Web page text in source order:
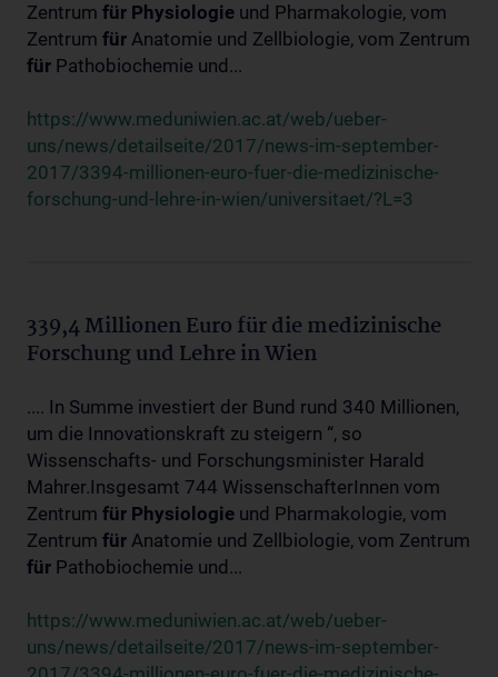
Zentrum für Physiologie und Pharmakologie, vom
Zentrum für Anatomie und Zellbiologie, vom Zentrum
für Pathobiochemie und...
https://www.meduniwien.ac.at/web/ueber-
uns/news/detailseite/2017/news-im-september-
2017/3394-millionen-euro-fuer-die-medizinische-
forschung-und-lehre-in-wien/universitaet/?L=3
339,4 Millionen Euro für die medizinische
Forschung und Lehre in Wien
.... In Summe investiert der Bund rund 340 Millionen,
um die Innovationskraft zu steigern “, so
Wissenschafts- und Forschungsminister Harald
Mahrer.Insgesamt 744 WissenschafterInnen vom
Zentrum für Physiologie und Pharmakologie, vom
Zentrum für Anatomie und Zellbiologie, vom Zentrum
für Pathobiochemie und...
https://www.meduniwien.ac.at/web/ueber-
uns/news/detailseite/2017/news-im-september-